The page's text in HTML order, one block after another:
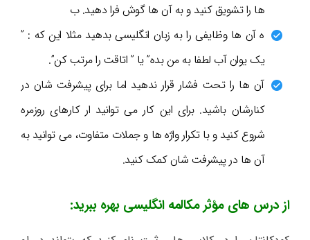
ها را تشویق کنید و به آن ها گوش فرا دهید. ب
ه آن ها وظایفی را به زبان انگلیسی بدهید مثلا این که : ”
یک یوان آب لطفا به من بده” یا ” اتاقت را مرتب کن”.
آن ها را تحت فشار قرار ندهید اما برای پیشرفت شان در
کنارشان باشید.برای این کار می توانید ار کارهای روزمره
شروع کنید و با تکرار واژه ها و جملات متفاوت، می توانید به
آن ها در پیشرفت شان کمک کنید.
از درس های مؤثر مکالمه انگلیسی بهره ببرید: